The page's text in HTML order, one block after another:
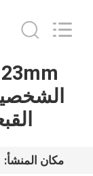
المنزل
المنتجات
حولنا
SolidFloat
Industries
مكان المنشأ: